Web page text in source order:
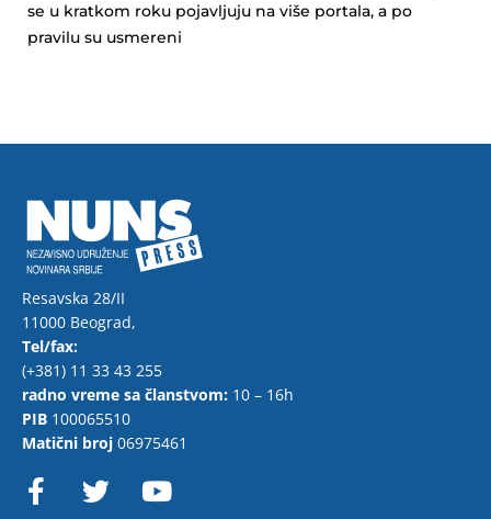
se u kratkom roku pojavljuju na više portala, a po
pravilu su usmereni
Resavska 28/II
11000 Beograd,
Tel/fax:
(+381) 11 33 43 255
radno vreme sa članstvom: 10 – 16h
PIB 100065510
Matični broj 06975461
F
a w o